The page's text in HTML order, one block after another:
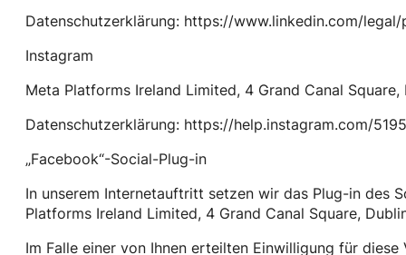
Datenschutzerklärung: https://www.linkedin.com/
Instagram
Meta Platforms Ireland Limited, 4 Grand Canal Square,
Datenschutzerklärung: https://help.instagram.com/
„Facebook“-Social-Plug-in
In unserem Internetauftritt setzen wir das Plug-in des
Platforms Ireland Limited, 4 Grand Canal Square,
Im Falle einer von Ihnen erteilten Einwilligung für